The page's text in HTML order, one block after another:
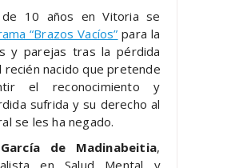
10 años en Vitoria se
“Brazos Vacíos” para la
y parejas tras la pérdida
nacido que pretende
el reconocimiento y
sufrida y su derecho al
se les ha negado.
de Madinabeitia,